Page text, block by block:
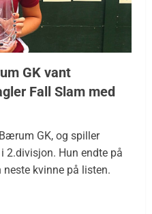
GK vant
Fall Slam med
GK, og spiller
2.divisjon. Hun endte på
kvinne på listen.